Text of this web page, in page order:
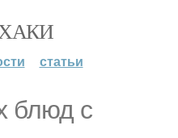
статьи
блюд с